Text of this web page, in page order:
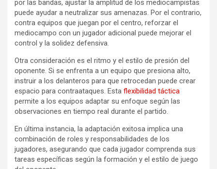
por las bandas, ajustar la amplitud de los mediocampistas
puede ayudar a neutralizar sus amenazas. Por el contrario,
contra equipos que juegan por el centro, reforzar el
mediocampo con un jugador adicional puede mejorar el
control y la solidez defensiva.
Otra consideración es el ritmo y el estilo de presión del
oponente. Si se enfrenta a un equipo que presiona alto,
instruir a los delanteros para que retrocedan puede crear
espacio para contraataques. Esta flexibilidad táctica
permite a los equipos adaptar su enfoque según las
observaciones en tiempo real durante el partido.
En última instancia, la adaptación exitosa implica una
combinación de roles y responsabilidades de los
jugadores, asegurando que cada jugador comprenda sus
tareas específicas según la formación y el estilo de juego